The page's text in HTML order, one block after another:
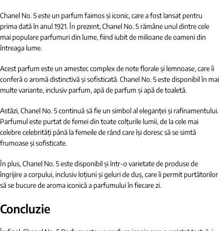
Chanel No. 5 este un parfum faimos și iconic, care a fost lansat pentru
prima dată în anul 1921. În prezent, Chanel No. 5 rămâne unul dintre cele
mai populare parfumuri din lume, fiind iubit de milioane de oameni din
întreaga lume.
Acest parfum este un amestec complex de note florale și lemnoase, care îi
conferă o aromă distinctivă și sofisticată. Chanel No. 5 este disponibil în mai
multe variante, inclusiv parfum, apă de parfum și apă de toaletă.
Astăzi, Chanel No. 5 continuă să fie un simbol al eleganței și rafinamentului.
Parfumul este purtat de femei din toate colțurile lumii, de la cele mai
celebre celebrități până la femeile de rând care își doresc să se simtă
frumoase și sofisticate.
În plus, Chanel No. 5 este disponibil și într-o varietate de produse de
îngrijire a corpului, inclusiv loțiuni și geluri de duș, care îi permit purtătorilor
să se bucure de aroma iconică a parfumului în fiecare zi.
Concluzie